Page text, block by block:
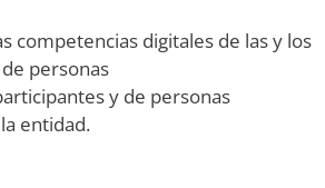
competencias digitales de las y los
personas
y de personas
entidad.